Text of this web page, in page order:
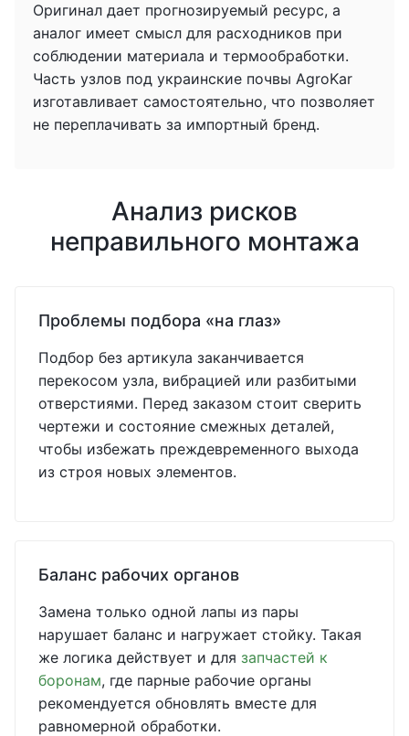
Оригинал дает прогнозируемый ресурс, а
аналог имеет смысл для расходников при
соблюдении материала и термообработки.
Часть узлов под украинские почвы AgroKar
изготавливает самостоятельно, что позволяет
не переплачивать за импортный бренд.
Анализ рисков
неправильного монтажа
Проблемы подбора «на глаз»
Подбор без артикула заканчивается
перекосом узла, вибрацией или разбитыми
отверстиями. Перед заказом стоит сверить
чертежи и состояние смежных деталей,
чтобы избежать преждевременного выхода
из строя новых элементов.
Баланс рабочих органов
Замена только одной лапы из пары
нарушает баланс и нагружает стойку. Такая
же логика действует и для запчастей к
боронам, где парные рабочие органы
рекомендуется обновлять вместе для
равномерной обработки.